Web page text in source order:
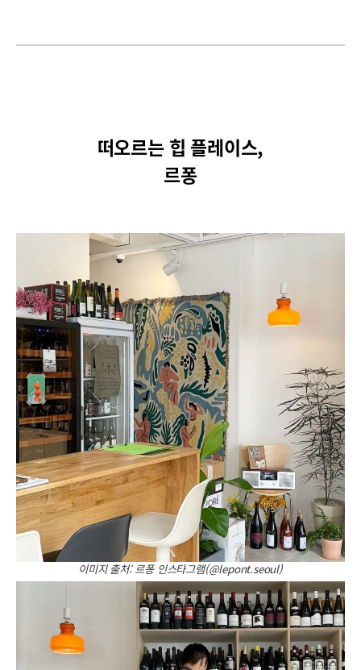
떠오르는 힙 플레이스,
르퐁
이미지 출처: 르퐁 인스타그램(@lepont.seoul)